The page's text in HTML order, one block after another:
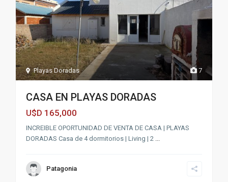
7
Playas Doradas
CASA EN PLAYAS DORADAS
U$D 165,000
INCREIBLE OPORTUNIDAD DE VENTA DE CASA | PLAYAS
DORADAS Casa de 4 dormitorios | Living | 2 ...
Patagonia